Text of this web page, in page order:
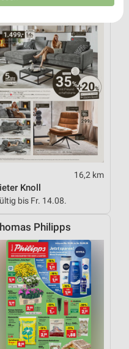
16,2 km
Knoll
bis Fr. 14.08.
Philipps
Auswahl von